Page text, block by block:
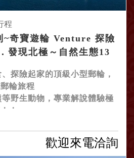
程
~奇寶遊輪 Venture 探險
發現北極～自然生態13
探險起家的頂級小型郵輪，
輪旅程
野生動物，專業解說體驗極
！
歡迎來電洽詢